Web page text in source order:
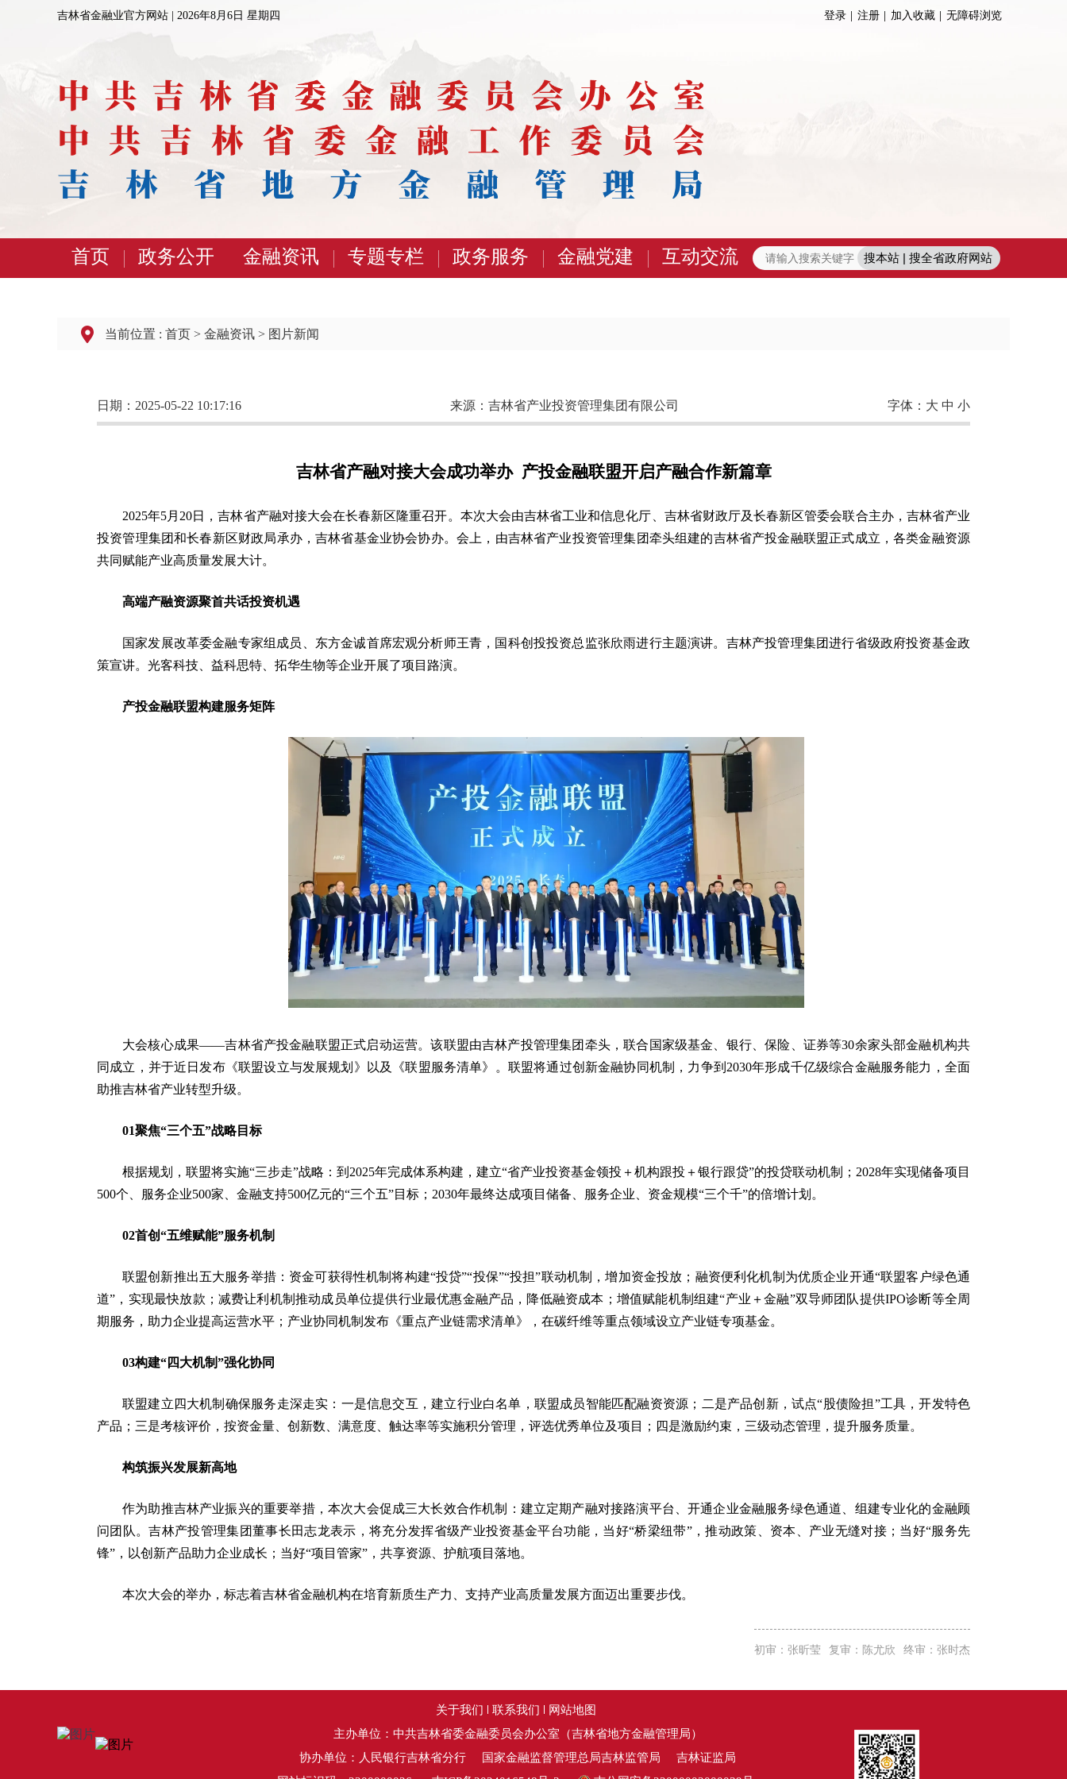
吉林省金融业官方网站 | 2026年8月6日 星期四 登录 注册 加入收藏 无障碍浏览
首页 政务公开 金融资讯 专题专栏 政务服务 金融党建 互动交流
当前位置 : 首页 > 金融资讯 > 图片新闻
日期：2025-05-22 10:17:16 来源： 吉林省产业投资管理集团有限公司 字体： 大 中 小
吉林省产融对接大会成功举办 产投金融联盟开启产融合作新篇章
2025年5月20日，吉林省产融对接大会在长春新区隆重召开。本次大会由吉林省工业和信息化厅、吉林省财政厅及长春新区管委会联合主办，吉林省产业
投资管理集团和长春新区财政局承办，吉林省基金业协会协办。会上，由吉林省产业投资管理集团牵头组建的吉林省产投金融联盟正式成立，各类金融资源
共同赋能产业高质量发展大计。
高端产融资源聚首共话投资机遇
国家发展改革委金融专家组成员、东方金诚首席宏观分析师王青，国科创投投资总监张欣雨进行主题演讲。吉林产投管理集团进行省级政府投资基金政
策宣讲。光客科技、益科思特、拓华生物等企业开展了项目路演。
产投金融联盟构建服务矩阵
大会核心成果——吉林省产投金融联盟正式启动运营。该联盟由吉林产投管理集团牵头，联合国家级基金、银行、保险、证券等30余家头部金融机构共
同成立，并于近日发布《联盟设立与发展规划》以及《联盟服务清单》。联盟将通过创新金融协同机制，力争到2030年形成千亿级综合金融服务能力，全面
助推吉林省产业转型升级。
01聚焦“三个五”战略目标
根据规划，联盟将实施“三步走”战略：到2025年完成体系构建，建立“省产业投资基金领投＋机构跟投＋银行跟贷”的投贷联动机制；2028年实现储备项目
500个、服务企业500家、金融支持500亿元的“三个五”目标；2030年最终达成项目储备、服务企业、资金规模“三个千”的倍增计划。
02首创“五维赋能”服务机制
联盟创新推出五大服务举措：资金可获得性机制将构建“投贷”“投保”“投担”联动机制，增加资金投放；融资便利化机制为优质企业开通“联盟客户绿色通
道”，实现最快放款；减费让利机制推动成员单位提供行业最优惠金融产品，降低融资成本；增值赋能机制组建“产业＋金融”双导师团队提供IPO诊断等全周
期服务，助力企业提高运营水平；产业协同机制发布《重点产业链需求清单》，在碳纤维等重点领域设立产业链专项基金。
03构建“四大机制”强化协同
联盟建立四大机制确保服务走深走实：一是信息交互，建立行业白名单，联盟成员智能匹配融资资源；二是产品创新，试点“股债险担”工具，开发特色
产品；三是考核评价，按资金量、创新数、满意度、触达率等实施积分管理，评选优秀单位及项目；四是激励约束，三级动态管理，提升服务质量。
构筑振兴发展新高地
作为助推吉林产业振兴的重要举措，本次大会促成三大长效合作机制：建立定期产融对接路演平台、开通企业金融服务绿色通道、组建专业化的金融顾
问团队。吉林产投管理集团董事长田志龙表示，将充分发挥省级产业投资基金平台功能，当好“桥梁纽带”，推动政策、资本、产业无缝对接；当好“服务先
锋”，以创新产品助力企业成长；当好“项目管家”，共享资源、护航项目落地。
本次大会的举办，标志着吉林省金融机构在培育新质生产力、支持产业高质量发展方面迈出重要步伐。
初审：张昕莹 复审：陈尤欣 终审：张时杰
关于我们 联系我们
网站地图
主办单位：中共吉林省委金融委员会办公室（吉林省地方金融管理局）
协办单位：人民银行吉林省分行
国家金融监督管理总局吉林监管局
吉林证监局